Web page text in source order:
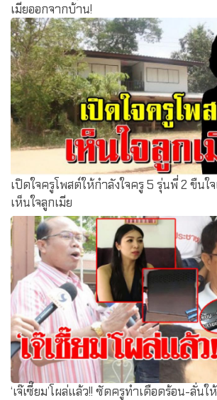
เมียออกจากบ้าน!
เปิดใจครูโพสต์ให้กำลังใจครู 5 รุ่นพี่ 2 ขืนใ
เห็นใจลูกเมีย
‘เจ๊เซี๊ยม’โผล่แล้ว!! ซัดครูทำเดือดร้อน-ลั่น